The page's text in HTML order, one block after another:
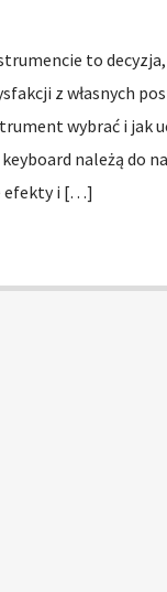
to
z własnych
wybrać i jak
należą do
efekty i […]